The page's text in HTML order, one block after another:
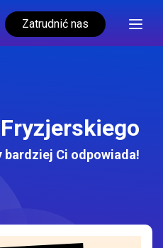
Zatrudnić nas
Ci odpowiada!